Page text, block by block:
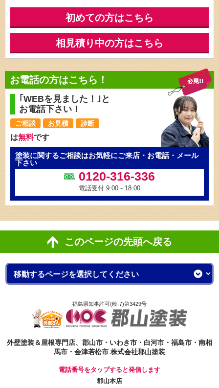
初めての方はこちら
相見積り中の方はこちら
お電話の方はこちら！
｢WEBを見ました！｣と
お電話下さい！
ご相談 お見積 診断
は無料です
塗装に関するご相談はお気軽にご来店・お電話・メール
下さい
0120-316-336
電話受付 9:00～18:00
このページの先頭へ戻る
福島県知事許可(般-7)第3429号
外壁塗装＆屋根専門店、郡山市・いわき市・白河市・福島市・南相
馬市・会津若松市 株式会社郡山塗装
電話番号をタップすると発信します
郡山本店